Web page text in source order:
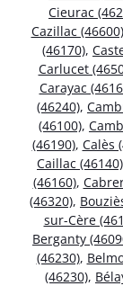
Cieurac
Cazillac (46600)
(46170),
Carlucet
Carayac
(46240),
(46100),
(46190), Calès
Caillac (46140)
(46160),
(46320),
sur-Cère
Berganty
(46230),
(46230),